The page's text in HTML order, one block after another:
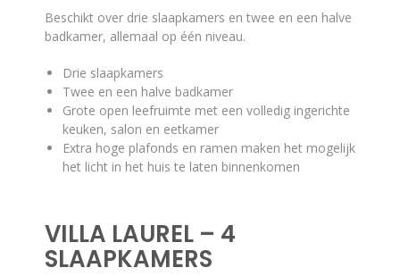
Beschikt over drie slaapkamers en twee en een halve
badkamer, allemaal op één niveau.
Drie slaapkamers
Twee en een halve badkamer
Grote open leefruimte met een volledig ingerichte
keuken, salon en eetkamer
Extra hoge plafonds en ramen maken het mogelijk
het licht in het huis te laten binnenkomen
VILLA LAUREL – 4
SLAAPKAMERS